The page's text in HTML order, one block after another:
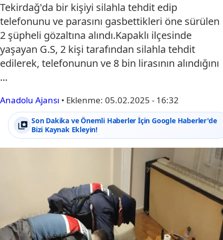
Tekirdağ'da bir kişiyi silahla tehdit edip
telefonunu ve parasını gasbettikleri öne sürülen
2 şüpheli gözaltına alındı.Kapaklı ilçesinde
yaşayan G.S, 2 kişi tarafından silahla tehdit
edilerek, telefonunun ve 8 bin lirasının alındığını
...
Anadolu Ajansı • Eklenme: 05.02.2025 - 16:32
Son Dakika ve Önemli Haberler İçin Google Haberler'de
Bizi Kaynak Ekleyin!